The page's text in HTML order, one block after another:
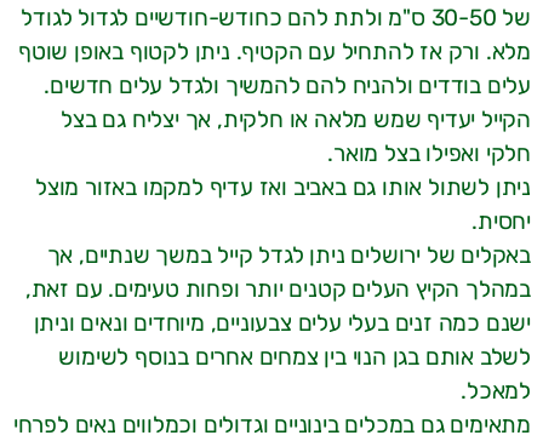
של 30-50 ס"מ ולתת להם כחודש-חודשיים לגדול לגודל
מלא. ורק אז להתחיל עם הקטיף. ניתן לקטוף באופן שוטף
עלים בודדים ולהניח להם להמשיך ולגדל עלים חדשים.
הקייל יעדיף שמש מלאה או חלקית, אך יצליח גם בצל
חלקי ואפילו בצל מואר.
ניתן לשתול אותו גם באביב ואז עדיף למקמו באזור מוצל
יחסית.
באקלים של ירושלים ניתן לגדל קייל במשך שנתיים, אך
במהלך הקיץ העלים קטנים יותר ופחות טעימים. עם זאת,
ישנם כמה זנים בעלי עלים צבעוניים, מיוחדים ונאים וניתן
לשלב אותם בגן הנוי בין צמחים אחרים בנוסף לשימוש
למאכל.
מתאימים גם במכלים בינוניים וגדולים וכמלווים נאים לפרחי